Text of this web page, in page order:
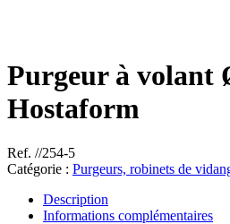
Purgeur à volant
Hostaform
Ref. //254-5
Catégorie : Purgeurs, robinets de
Description
Informations complémentaires